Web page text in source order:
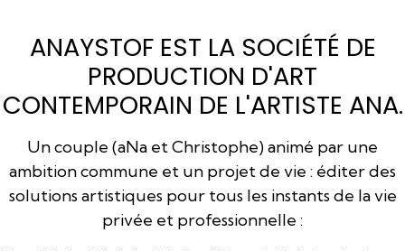
ANAYSTOF EST LA SOCIÉTÉ DE
PRODUCTION D'ART
CONTEMPORAIN DE L'ARTISTE ANA.
Un couple (aNa et Christophe) animé par une
ambition commune et un projet de vie : éditer des
solutions artistiques pour tous les instants de la vie
privée et professionnelle :